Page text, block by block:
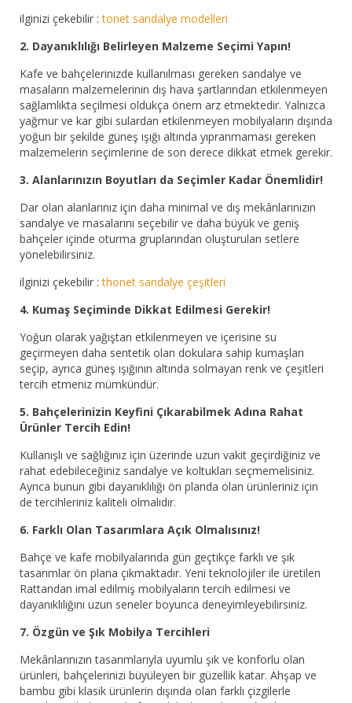
ilginizi çekebilir :tonet sandalye modelleri
2. Dayanıklılığı Belirleyen Malzeme Seçimi Yapın!
Kafe ve bahçelerinizde kullanılması gereken sandalye ve
masaların malzemelerinin dış hava şartlarından etkilenmeyen
sağlamlıkta seçilmesi oldukça önem arz etmektedir. Yalnızca
yağmur ve kar gibi sulardan etkilenmeyen mobilyaların dışında
yoğun bir şekilde güneş ışığı altında yıpranmaması gereken
malzemelerin seçimlerine de son derece dikkat etmek gerekir.
3. Alanlarınızın Boyutları da Seçimler Kadar Önemlidir!
Dar olan alanlarınız için daha minimal ve dış mekânlarınızın
sandalye ve masalarını seçebilir ve daha büyük ve geniş
bahçeler içinde oturma gruplarından oluşturulan setlere
yönelebilirsiniz.
ilginizi çekebilir : thonet sandalye çeşitleri
4. Kumaş Seçiminde Dikkat Edilmesi Gerekir!
Yoğun olarak yağıştan etkilenmeyen ve içerisine su
geçirmeyen daha sentetik olan dokulara sahip kumaşları
seçip, ayrıca güneş ışığının altında solmayan renk ve çeşitleri
tercih etmeniz mümkündür.
5. Bahçelerinizin Keyfini Çıkarabilmek Adına Rahat
Ürünler Tercih Edin!
Kullanışlı ve sağlığınız için üzerinde uzun vakit geçirdiğiniz ve
rahat edebileceğiniz sandalye ve koltukları seçmemelisiniz.
Ayrıca bunun gibi dayanıklılığı ön planda olan ürünleriniz için
de tercihleriniz kaliteli olmalıdır.
6. Farklı Olan Tasarımlara Açık Olmalısınız!
Bahçe ve kafe mobilyalarında gün geçtikçe farklı ve şık
tasarımlar ön plana çıkmaktadır. Yeni teknolojiler ile üretilen
Rattandan imal edilmiş mobilyaların tercih edilmesi ve
dayanıklılığını uzun seneler boyunca deneyimleyebilirsiniz.
7. Özgün ve Şık Mobilya Tercihleri
Mekânlarınızın tasarımlarıyla uyumlu şık ve konforlu olan
ürünleri, bahçelerinizi büyüleyen bir güzellik katar. Ahşap ve
bambu gibi klasik ürünlerin dışında olan farklı çizgilerle